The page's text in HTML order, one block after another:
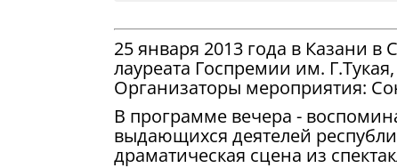
25 января 2013 года в Казани в
лауреата Госпремии им.
Организаторы мероприятия:
В программе вечера -
выдающихся деятелей
драматическая сцена из